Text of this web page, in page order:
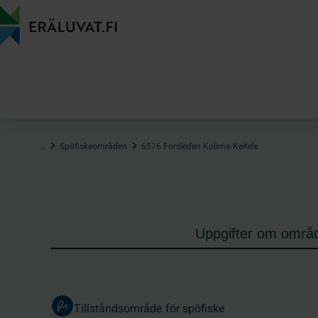
Hoppa
till
innehåll
… Spöfiskeområden 6576 Forsleden Kolima-Keitele
Uppgifter om
Tillståndsområde för spöfiske